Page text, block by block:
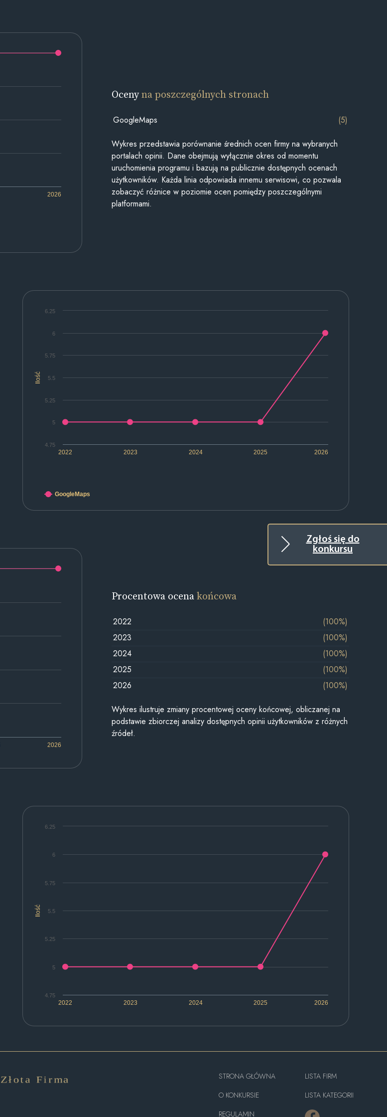
Zgłoś się do
konkursu
2026
Ocenyna poszczególnych stronach
GoogleMaps (5)
Wykres przedstawia porównanie średnich ocen firmy na wybranych
portalach opinii. Dane obejmują wyłącznie okres od momentu
uruchomienia programu i bazują na publicznie dostępnych ocenach
użytkowników. Każda linia odpowiada innemu serwisowi, co pozwala
zobaczyć różnice w poziomie ocen pomiędzy poszczególnymi
platformami.
Ilość
2022 2023 2024 2025 2026
4.75
5
5.25
5.5
5.75
6
6.25
GoogleMaps
2026
Procentowa ocenakońcowa
2022
(100%)
2023
(100%)
2024
(100%)
2025
(100%)
2026
(100%)
Wykres ilustruje zmiany procentowej oceny końcowej, obliczanej na
podstawie zbiorczej analizy dostępnych opinii użytkowników z różnych
źródeł.
Ilość
2022 2023 2024 2025 2026
4.75
5
5.25
5.5
5.75
6
6.25
STRONA GŁÓWNA
O KONKURSIE
REGULAMIN
LISTA FIRM
LISTA KATEGORII